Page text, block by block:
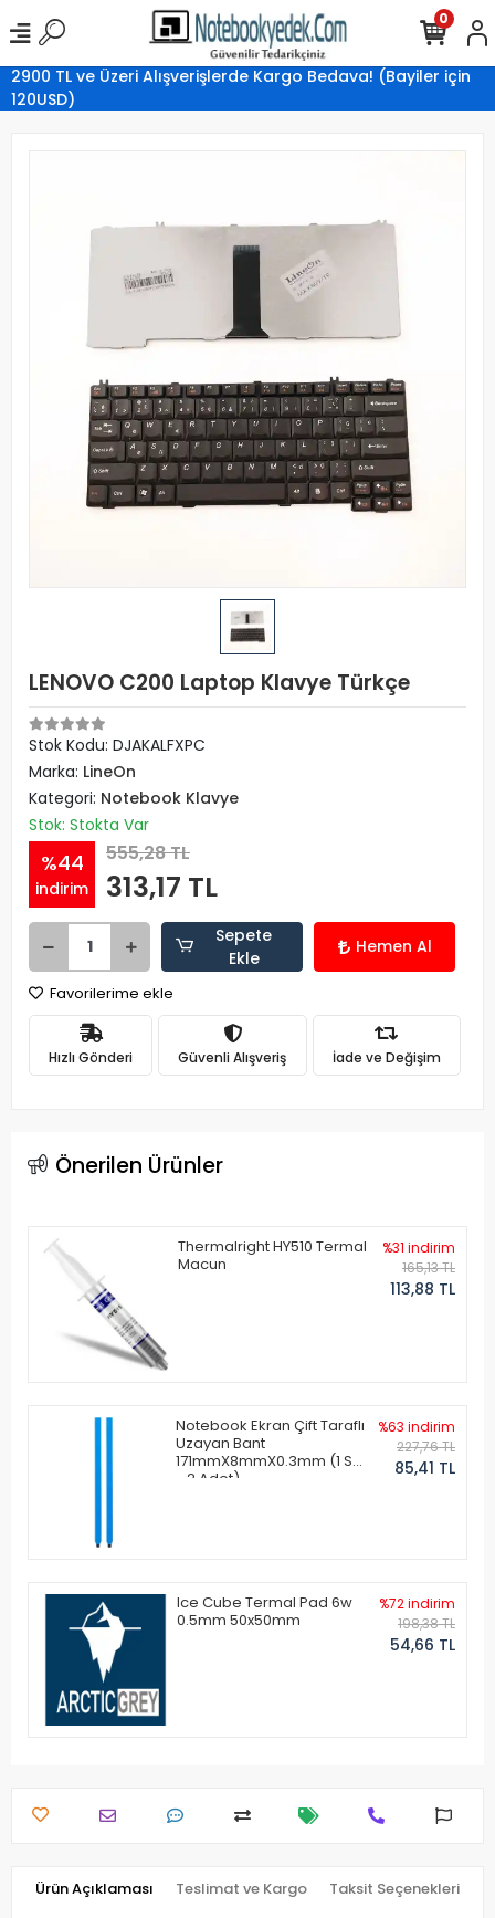
2900 TL ve Üzeri Alışverişlerde Kargo Bedava! (Bayiler için
120USD)
0
LENOVO C200 Laptop Klavye Türkçe
Stok Kodu: DJAKALFXPC
Marka: LineOn
Kategori: Notebook Klavye
Stok: Stokta Var
%44
indirim
555,28 TL
313,17 TL
Sepete
Ekle
Hemen Al
Favorilerime ekle
Hızlı Gönderi Güvenli Alışveriş İade ve Değişim
Önerilen Ürünler
Thermalright HY510 Termal
Macun
%31 indirim
165,13 TL
113,88 TL
Notebook Ekran Çift Taraflı
Uzayan Bant
171mmX8mmX0.3mm (1 Set
- 2 Adet)
%63 indirim
227,76 TL
85,41 TL
Ice Cube Termal Pad 6w
0.5mm 50x50mm
%72 indirim
198,38 TL
54,66 TL
Ürün Açıklaması Teslimat ve Kargo Taksit Seçenekleri